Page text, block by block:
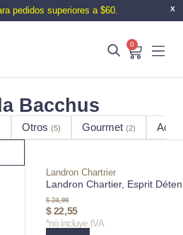
X
pedidos superiores a $60.
0
Bacchus
Otros (5) Gourmet (2)
Landron Chartrier
Landron Chartier, Esprit
$24,99
$22,55
*no incluye IVA